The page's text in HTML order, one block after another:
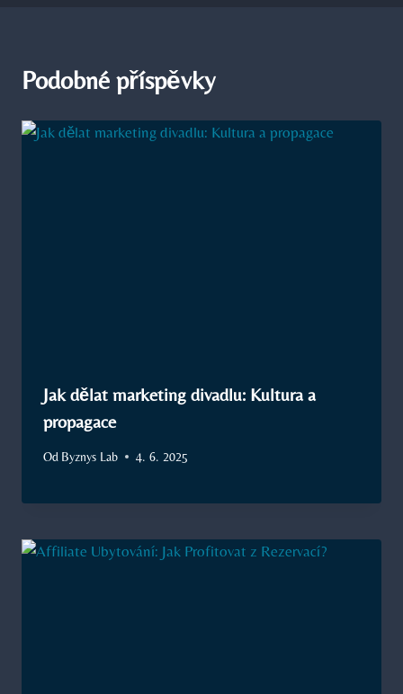
Podobné příspěvky
Jak dělat marketing divadlu: Kultura a
propagace
Od Byznys Lab 4. 6. 2025